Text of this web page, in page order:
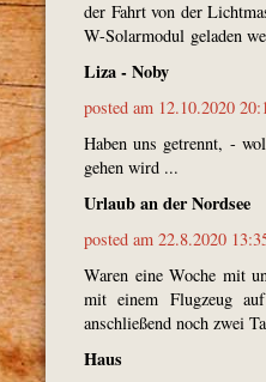
der Fahrt von der
W-Solarmodul geladen
Liza - Noby
posted am 12.10.2020
Haben uns getrennt, -
gehen wird ...
Urlaub an der Nordsee
posted am 22.8.2020
Waren eine Woche mit
mit einem Flugzeug
anschließend noch zwei
Haus